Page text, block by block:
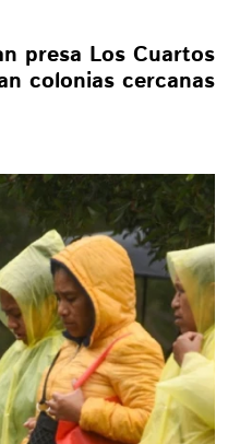
presa Los Cuartos
colonias cercanas